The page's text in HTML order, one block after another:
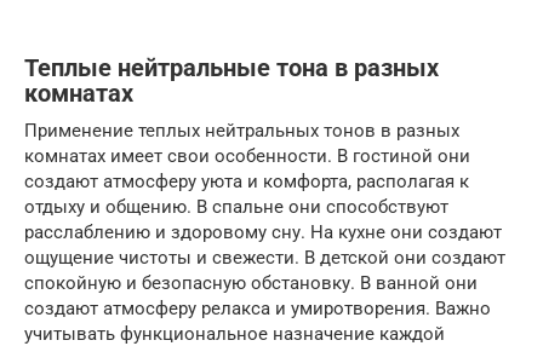
Теплые нейтральные тона в разных
комнатах
Применение теплых нейтральных тонов в разных
комнатах имеет свои особенности. В гостиной они
создают атмосферу уюта и комфорта, располагая к
отдыху и общению. В спальне они способствуют
расслаблению и здоровому сну. На кухне они создают
ощущение чистоты и свежести. В детской они создают
спокойную и безопасную обстановку. В ванной они
создают атмосферу релакса и умиротворения. Важно
учитывать функциональное назначение каждой